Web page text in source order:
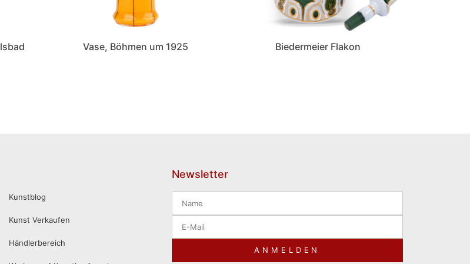
Vase, Böhmen um 1925 Biedermeier Flakon
Kunstblog
Kunst Verkaufen
Händlerbereich
Newsletter
ANMELDEN